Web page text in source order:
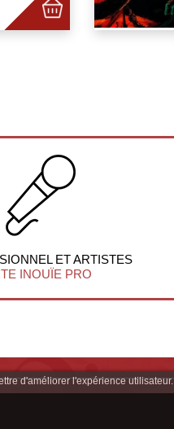
d'améliorer l'expérience utilisateur.
ET ARTISTES
INOUÏE PRO